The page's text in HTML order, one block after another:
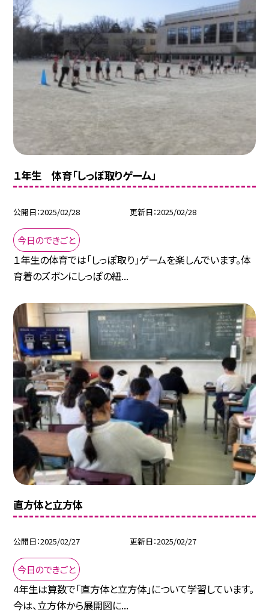
１年生 体育「しっぽ取りゲーム」
公開日 2025/02/28 更新日 2025/02/28
今日のできごと
１年生の体育では「しっぽ取り」ゲームを楽しんでいます。体
育着のズボンにしっぽの紐...
直方体と立方体
公開日 2025/02/27 更新日 2025/02/27
今日のできごと
4年生は算数で「直方体と立方体」について学習しています。
今は、立方体から展開図に...